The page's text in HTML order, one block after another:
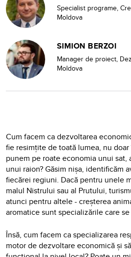
Specialist programe,
Moldova
SIMION BERZOI
Manager de proiect,
Moldova
Cum facem ca dezvoltarea
fie resimțite de toată lumea, nu
punem pe roate economia unui sat,
unui raion? Găsim nișa, identificăm
fiecărei regiuni. Dacă pentru unele
malul Nistrului sau al Prutului,
atunci pentru altele - creșterea
aromatice sunt specializările care
Însă, cum facem ca specializarea
motor de dezvoltare economică și